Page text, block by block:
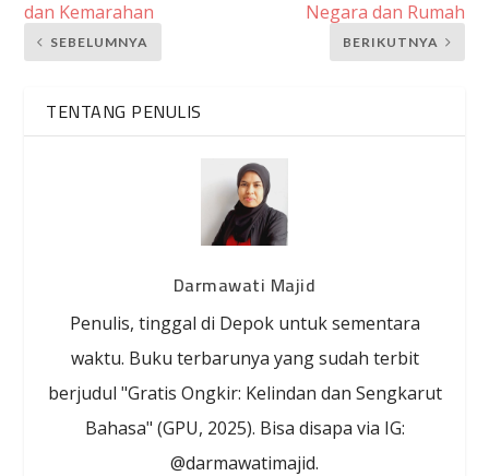
dan Kemarahan
SEBELUMNYA
Negara dan Rumah
BERIKUTNYA
TENTANG PENULIS
Darmawati Majid
Penulis, tinggal di Depok untuk sementara
waktu. Buku terbarunya yang sudah terbit
berjudul "Gratis Ongkir: Kelindan dan Sengkarut
Bahasa" (GPU, 2025). Bisa disapa via IG:
@darmawatimajid.